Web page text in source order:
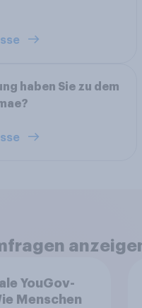
haben Sie zu dem
YouGov-
Menschen